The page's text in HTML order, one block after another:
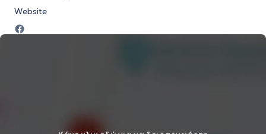
Website